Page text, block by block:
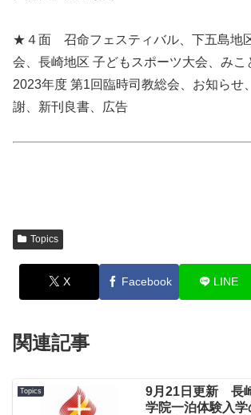
★４面 召命フェスティバル、下五島地
会、長崎地区 子どもスポーツ大会、みこ
2023年度 第1回臨時司教総会、お知らせ
謝、新刊良書、広告
Topics
X Facebook LINE
関連記事
Topics
9月21日更新 長
学院一泊体験入